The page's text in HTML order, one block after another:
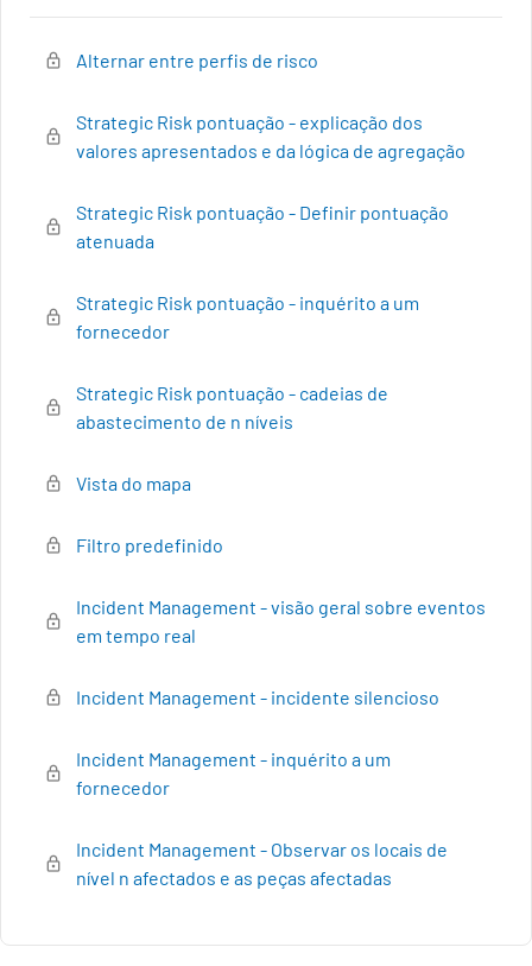
Alternar entre perfis de risco
Strategic Risk pontuação - explicação dos
valores apresentados e da lógica de agregação
Strategic Risk pontuação - Definir pontuação
atenuada
Strategic Risk pontuação - inquérito a um
fornecedor
Strategic Risk pontuação - cadeias de
abastecimento de n níveis
Vista do mapa
Filtro predefinido
Incident Management - visão geral sobre eventos
em tempo real
Incident Management - incidente silencioso
Incident Management - inquérito a um
fornecedor
Incident Management - Observar os locais de
nível n afectados e as peças afectadas